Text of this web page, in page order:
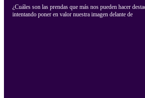
¿Cuáles son las prendas que más nos pueden hacer
intentando poner en valor nuestra imagen delante de